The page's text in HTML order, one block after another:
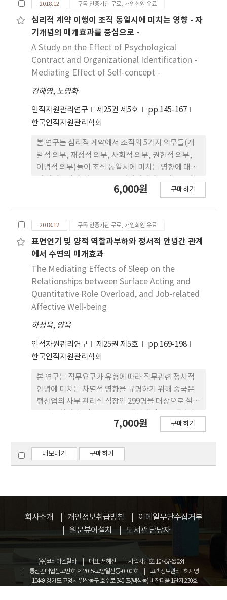
고 나이 때문에 승진, 교육, 평가 등에서 차별을 받는
다고 지각하는 나이차별인식의 영향을 연구하였다.
직무요구-자원(job demand-resource) 모형에서
제시하는 상호작용 패턴에 입각하여, 본 연구에서는
중장년 근로자들이 직무요구가 과소한 상황과 지원적
이지 못한 차별적 환경에서 상호작용 패턴은 다를 것
으로 예측하고, 세 예측 변인들 간의 삼원상호작용 효
과를 검증하였다. 생산직과 사무직 등 다양한 직무에
종사하는 중장년 근로자 394명으로부터 데이터를 수
집하였다. 연구결과, 직무열의에 대한 예측변인들의
주효과는 유의하였으며, 세 예측변인 간 유의한 삼원
상호작용이 나타났다. 나이차별인식이 낮을수록 과소
직무요구와 직무자율성의 상호작용이 강하게 나타났
으며, 직무자율성이 높은 경우 직무요구가 적을수록
(즉, 과소직무요구) 열의는 떨어진 반면, 직무자율성
이 낮은 경우 직무요구가 과소하면 오히려 열의가 높
것으로 나타났다. 이러한 결과를 바탕으로 이론적, 실
무적 시사점을 논의하였다.
2018.12 구독 인증기관 무료, 개인회원 유료
심리적 계약 이행이 조직 동일시에 미치는 영향 - 자
기개념의 매개효과를 중심으로 -
A Study on the Effect of Psychological
Contract and Organizational Identification -
Mediating Effect of Self-concept -
김해영, 노명화
인적자원관리연구 제25권 제5호
pp.145-167
한국인적자원관리학회
본 연구는 심리적 계약에서 조직의 5가지 의무들(개
발적 의무, 재정적 의무, 사회적 의무, 권한적 의무,
이념적 의무)들이 조직 동일시에 미치는 영향에 대하
조직기반 자존감과 자기개념 명확성을 통한 매개효과
에서 근무하는 조종사 297명을 대상으로 분석한 결
과, 이념적 의무는 조직기반 자존감과 자기개념 명확
성을 통하여 완전 매개하였으며, 사회적 의무 이행은
자기개념 명확성에 부분 매개하였다. 권한적 의무와
재정적 의무는 조직기반 자존감을 통하여 완전 매개
하였으나, 재정적 의무는 그 값이 음의 값을 나타냈다.
이에 따라 추가분석을 실시하였다, 그 결과 재정적 의
무에 대한 인식 후 개발적, 사회적, 권한적, 이념적 의
무에 대한 인식의 프로세스를 발견하였으며, 사회적
적 의무는 조직기반 자존감과 자기개념 명확성에 정
의 역할을 확인하였다. 이를 통해 위생요인과 동기요
인의 관계를 재확인할 수 있었다. 본 연구는 공군조종
사들의 조직에 대한 몰입과 관련 변인들을 확인할 수
있는 의미있는 연구이다.
6,000원 구매하기
2018.12 구독 인증기관 무료, 개인회원 유료
표면연기 및 양적 역할과부하와 정서적 안녕간 관계
에서 수면의 매개효과
The Mediating Effects of Sleep on the
Relationships between Surface Acting and
Quantitative Role Overload, and Job-related
Affective Well-being
하성욱, 양욱
인적자원관리연구 제25권 제5호
pp.169-198
한국인적자원관리학회
본 연구는 직무요구가 유형에 따라 직무관련 정서적
안녕에 미치는 차별적 영향을 규명하기 위해 중국은
행산업의 사무 관리직 직장인 299명을 대상으로 실증
도전적 스트레서로 구분하고 각각 표면연기와 양적
부하가 수면을 통해 직무관련 정서적 안녕에 영향을
미치는 매개효과를 통제하고 표면연기와 양적 역할과
시간-직무관련 정서적 안녕으로 연결되는 매개효과
와 표면연기-수면질-직무관련 정서적 안녕으로 이어
지는 매개효과는 모두 유의한 부(-)의 관계를 보였다.
표면연기는 직무관련 정서적 안녕에 유의한 부(-)의
직접효과를 보여주었다. 양적 역할과부하-수면시간-
직무관련 정서적 안녕으로 연결되는 매개효과는 유의
하지 않았고, 양적 역할과부하-수면질-직무관련 정서
적 안녕으로 이어지는 매개효과만 유의한 부(-)의 관
7,000원 구매하기
내보내기 구매하기
회사소개 개인정보취급방침
이메일무단수집거부
원문뷰어설치
도서관 담당자
(주)코리아스칼라 대표: 서혜진
사업자번호: 107-87-69034
통신판매업신고번호: 제 2015-고양일산동-0100 호
고객정보관리 : 허지영
[10449]경기도 고양시 일산동구 호수로 340-38(백석동) 비잔티움 1단지 230호